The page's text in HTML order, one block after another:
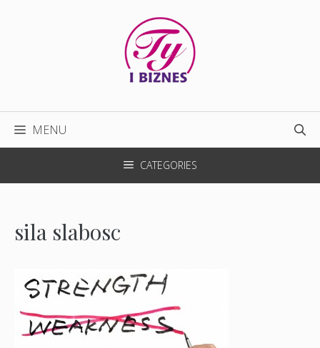
MENU
CATEGORIES
sila slabosc